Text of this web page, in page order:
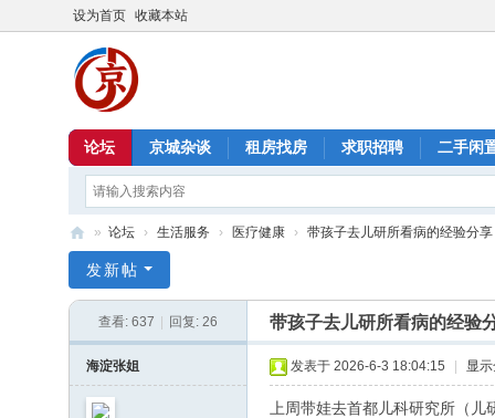
设为首页 收藏本站
论坛 京城杂谈 租房找房 求职招聘 二手闲
京
» 论坛 › 生活服务 › 医疗健康 › 带孩子去儿研所看病的经验分享
发新帖
查看: 637 回复: 26 带孩子去儿研所看病的经验
海淀张姐 发表于 2026-6-3 18:04:15 显
上周带娃去首都儿科研究所（